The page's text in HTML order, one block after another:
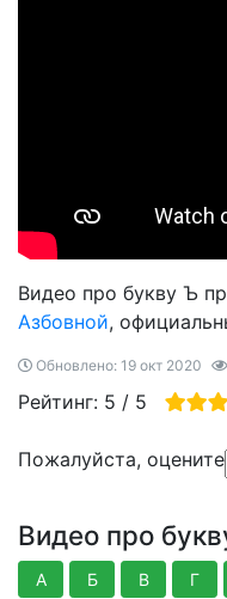
Видео про букву Ъ
Азбовной,
Обновлено: 19 окт 2020
Рейтинг: 5 / 5
Пожалуйста, оцените
Видео про
А Б В Г